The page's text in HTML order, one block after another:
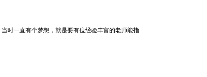
时一直有个梦想，就是要有位经验丰富的老师能指